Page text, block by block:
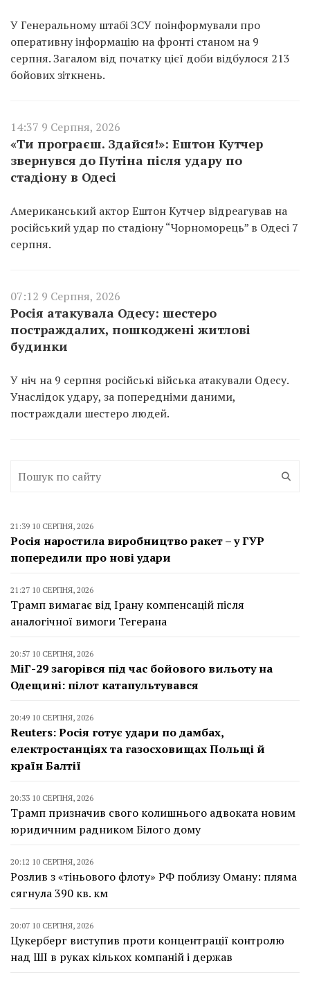
У Генеральному штабі ЗСУ поінформували про
оперативну інформацію на фронті станом на 9
серпня. Загалом від початку цієї доби відбулося 213
бойових зіткнень.
14:37 9 Серпня, 2026
«Ти програєш. Здайся!»: Ештон Кутчер
звернувся до Путіна після удару по
стадіону в Одесі
Американський актор Ештон Кутчер відреагував на
російський удар по стадіону “Чорноморець” в Одесі 7
серпня.
07:12 9 Серпня, 2026
Росія атакувала Одесу: шестеро
постраждалих, пошкоджені житлові
будинки
У ніч на 9 серпня російські війська атакували Одесу.
Унаслідок удару, за попередніми даними,
постраждали шестеро людей.
21:39 10 СЕРПНЯ, 2026
Росія наростила виробництво ракет – у ГУР
попередили про нові удари
21:27 10 СЕРПНЯ, 2026
Трамп вимагає від Ірану компенсацій після
аналогічної вимоги Тегерана
20:57 10 СЕРПНЯ, 2026
МіГ-29 загорівся під час бойового вильоту на
Одещині: пілот катапультувався
20:49 10 СЕРПНЯ, 2026
Reuters: Росія готує удари по дамбах,
електростанціях та газосховищах Польщі й
країн Балтії
20:33 10 СЕРПНЯ, 2026
Трамп призначив свого колишнього адвоката новим
юридичним радником Білого дому
20:12 10 СЕРПНЯ, 2026
Розлив з «тіньового флоту» РФ поблизу Оману: пляма
сягнула 390 кв. км
20:07 10 СЕРПНЯ, 2026
Цукерберг виступив проти концентрації контролю
над ШІ в руках кількох компаній і держав